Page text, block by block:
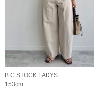
B.C STOCK LADYS
153cm